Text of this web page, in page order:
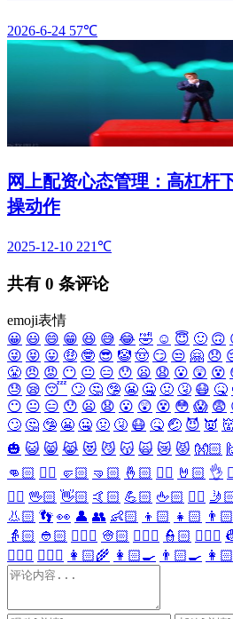
2026-6-24 57℃
网上配资心态管理：高杠杆
操动作
2025-12-10 221℃
共有 0 条评论
emoji表情
😀 😃 😄 😁 😆 😅 😂 🤣 ☺️ 😇 🙂 🙃
😜 😝 😛 🤑 🤓 😎 🤡 🤠 😏 😒 🤗 😞
😤 😠 😡 😶 😐 😑 😯 😦 😧 😮 😲 😵
😓 😪 😴 🙄 🤔 🤥 😬 🤐 🤢 🤧 😷 🤒
😶 😐 😑 😯 😦 😧 😮 😲 😵 😳 😱 😨
🙄 🤔 🤥 😬 🤐 🤢 🤧 😷 🤒 🤕 😈 👿 👹
🎃 😺 😸 😹 😻 😼 😽 🙀 😿 😾 👐🏻
👊🏻 ✊🏻 🤛🏻 🤜🏻 🤞🏻 ✌🏻 🤘🏻 👌
🖐🏻 🖖🏻 👋🏻 🤙🏻 💪🏻 🖕🏻 ✍🏻
👃🏻 👣 👀 👤 👥 👶🏻 👦🏻 👧🏻 👨🏻
👵🏻 👲🏻 👳🏻‍♀️ 👳🏻 👮🏻‍♀️ 👮🏻 👷🏻‍♀️
👩🏻‍⚕️ 👨🏻‍⚕️ 👩🏻‍🌾 👩🏻‍🍳 👨🏻‍🍳